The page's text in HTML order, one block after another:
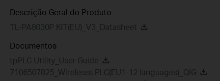
Descrição Geral do Produto
TL-PA8030P KIT(EU)_V3_Datasheet
Documentos
tpPLC Utility_User Guide
7106507825_Wirelesss PLC(EU1-12 languages)_QIG